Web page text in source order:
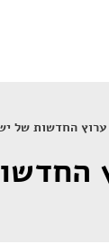
ערוץ החדשות של